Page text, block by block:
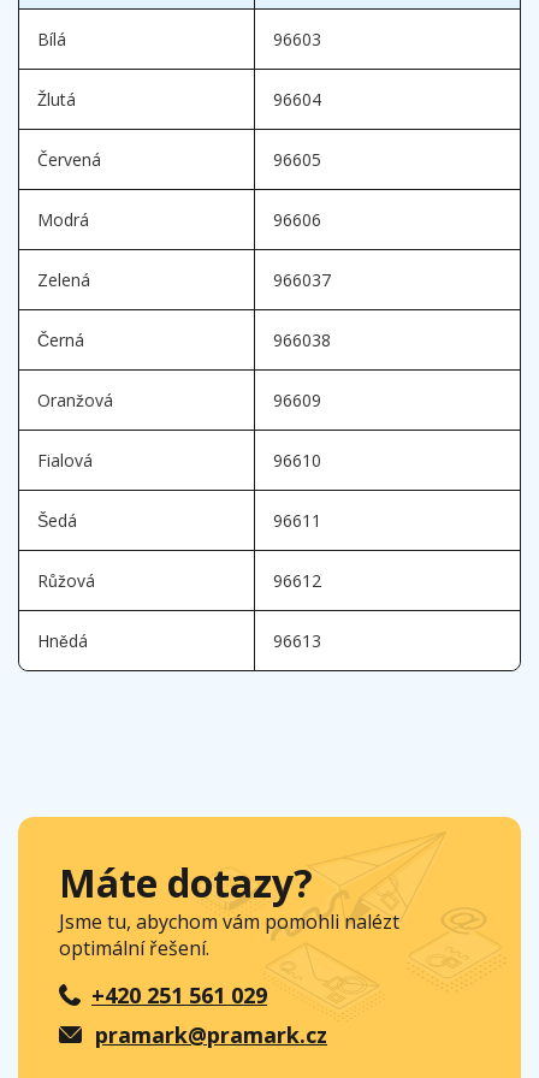
Bílá 96603
Žlutá 96604
Červená 96605
Modrá 96606
Zelená 966037
Černá 966038
Oranžová 96609
Fialová 96610
Šedá 96611
Růžová 96612
Hnědá 96613
Máte dotazy?
Jsme tu, abychom vám pomohli nalézt
optimální řešení.
+420 251 561 029
pramark@pramark.cz